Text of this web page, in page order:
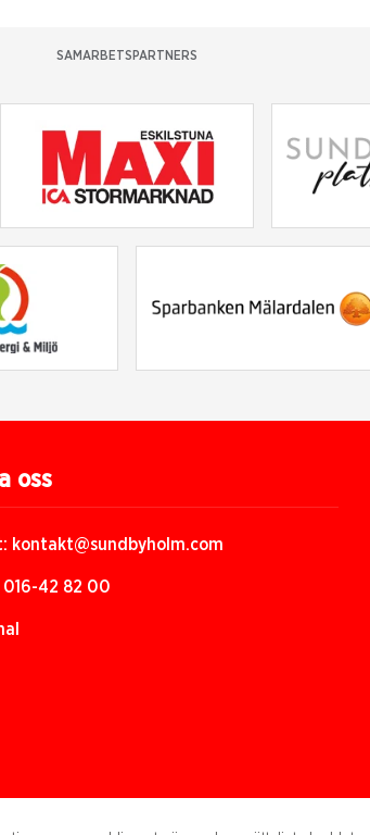
SAMARBETSPARTNERS
oss
kontakt@sundbyholm.com
016-42 82 00